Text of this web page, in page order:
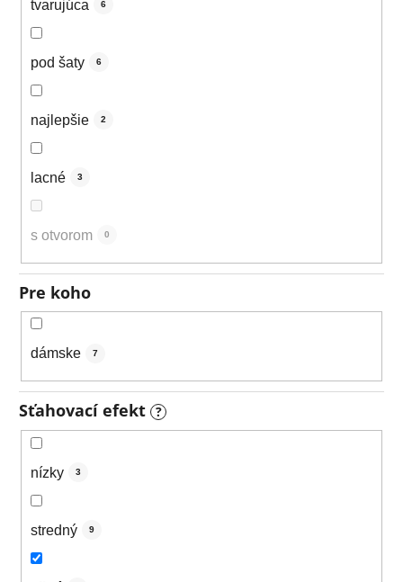
tvarujúca 6
pod šaty 6
najlepšie 2
lacné 3
s otvorom 0
Pre koho
dámske 7
Sťahovací efekt ?
nízky 3
stredný 9